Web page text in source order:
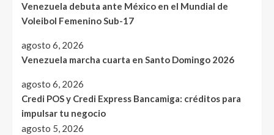
Venezuela debuta ante México en el Mundial de
Voleibol Femenino Sub-17
agosto 6, 2026
Venezuela marcha cuarta en Santo Domingo 2026
agosto 6, 2026
Credi POS y Credi Express Bancamiga: créditos para
impulsar tu negocio
agosto 5, 2026